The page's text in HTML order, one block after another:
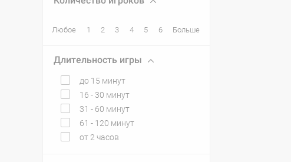
Любое 1 2 3 4 5 6 Больше
Длительность игры
до 15 минут
16 - 30 минут
31 - 60 минут
61 - 120 минут
от 2 часов